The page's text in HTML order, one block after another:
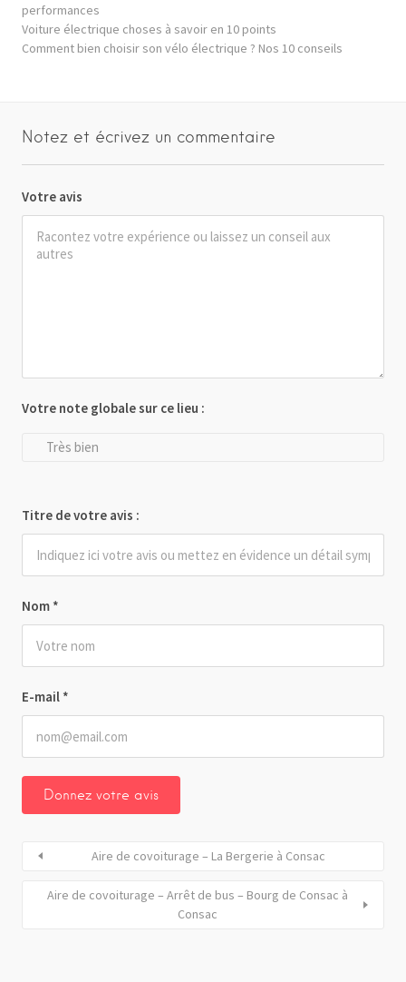
performances
Voiture électrique choses à savoir en 10 points
Comment bien choisir son vélo électrique ? Nos 10 conseils
Notez et écrivez un commentaire
Votre avis
Nom *
E-mail *
Votre note globale sur ce lieu :
Très bien
Titre de votre avis :
Aire de covoiturage – La Bergerie à Consac
Aire de covoiturage – Arrêt de bus – Bourg de Consac à
Consac